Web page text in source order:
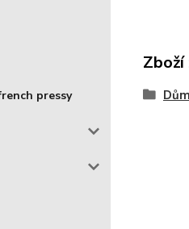
pressy